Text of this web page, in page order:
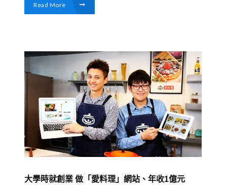
Read More
大學時就創業 做「愛料理」網站、年收1億元